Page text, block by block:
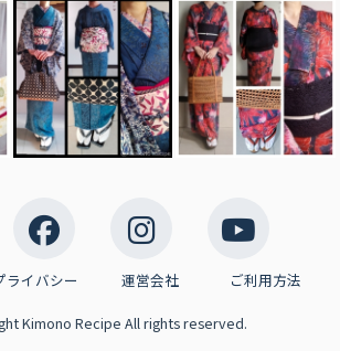
ライバシー 運営会社 ご利用方法
Kimono Recipe All rights reserved.